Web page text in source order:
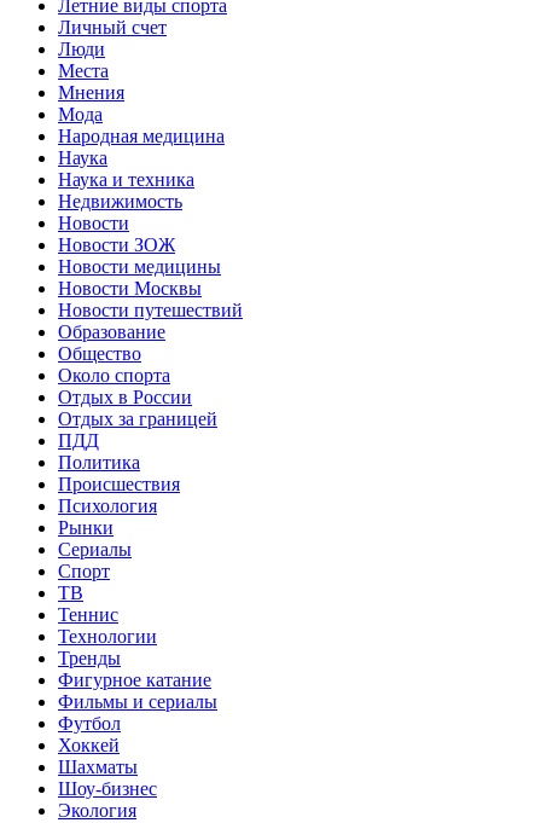
Летние виды спорта
Личный счет
Люди
Места
Мнения
Мода
Народная медицина
Наука
Наука и техника
Недвижимость
Новости
Новости ЗОЖ
Новости медицины
Новости Москвы
Новости путешествий
Образование
Общество
Около спорта
Отдых в России
Отдых за границей
ПДД
Политика
Происшествия
Психология
Рынки
Сериалы
Спорт
ТВ
Теннис
Технологии
Тренды
Фигурное катание
Фильмы и сериалы
Футбол
Хоккей
Шахматы
Шоу-бизнес
Экология